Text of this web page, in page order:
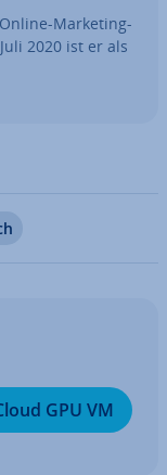
Marketing-
2020 ist er als
GPU VM